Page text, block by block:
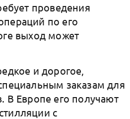
проведения
по его
выход может
и дорогое,
заказам для
В Европе его получают
с